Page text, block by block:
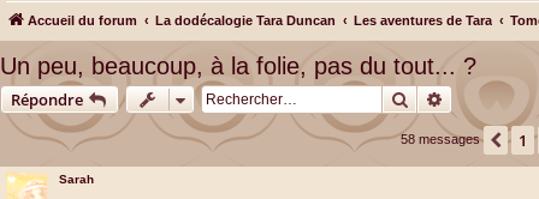
Accueil du forum La dodécalogie Tara Duncan Les aventures de Tara
Un peu, beaucoup, à la folie, pas du tout... ?
Répondre RechercherRecherche
58 messages 1
Sarah